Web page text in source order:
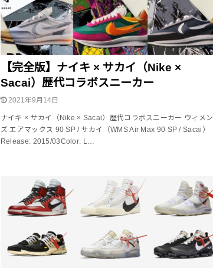
【完全版】ナイキ × サカイ（Nike ×
Sacai）歴代コラボスニーカー
2021年9月14日
ナイキ × サカイ（Nike × Sacai）歴代コラボスニーカー ウィメン
ズ エアマックス 90 SP / サカイ（WMS Air Max 90 SP / Sacai）
Release: 2015/03Color: L…